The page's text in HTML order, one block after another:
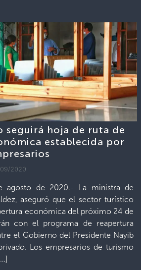
seguirá hoja de ruta de
establecida por
2020
agosto de 2020.- La ministra de
aseguró que el sector turístico
económica del próximo 24 de
con el programa de reapertura
el Gobierno del Presidente Nayib
Los empresarios de turismo